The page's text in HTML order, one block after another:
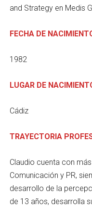
and Strategy en Medis
FECHA DE
1982
LUGAR DE
Cádiz
TRAYECTORIA
Claudio cuenta con
Comunicación y PR,
desarrollo de la
de 13 años, desarrolla